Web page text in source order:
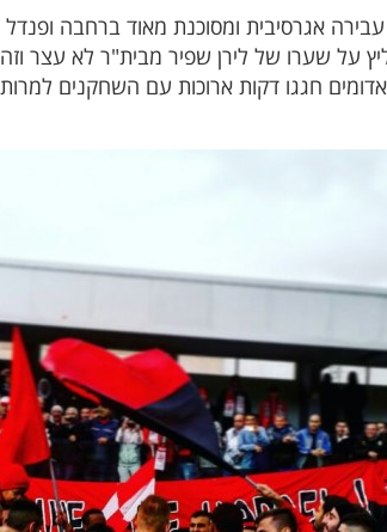
על שערו של לירן שפיר מבית"ר לא עצר
שחקני האדומים חגגו דקות ארוכות עם